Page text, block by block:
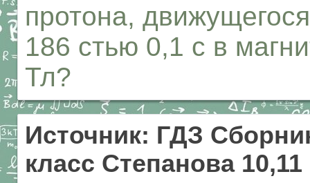
протона,
186 стью 0,1 с в
Тл?
Источник: ГДЗ
класс Степанова 10,11